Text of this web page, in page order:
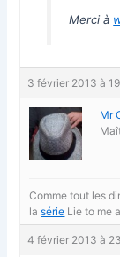
Merci à
3 février 2013 à
Mr
Comme tout les
lasérie Lie to me
4 février 2013 à